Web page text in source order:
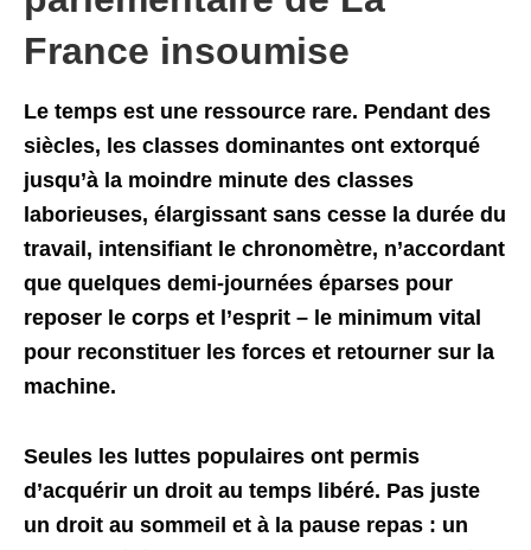
France insoumise
Le temps est une ressource rare. Pendant des
siècles, les classes dominantes ont extorqué
jusqu’à la moindre minute des classes
laborieuses, élargissant sans cesse la durée du
travail, intensifiant le chronomètre, n’accordant
que quelques demi-journées éparses pour
reposer le corps et l’esprit – le minimum vital
pour reconstituer les forces et retourner sur la
machine.
Seules les luttes populaires ont permis
d’acquérir un droit au temps libéré. Pas juste
un droit au sommeil et à la pause repas : un